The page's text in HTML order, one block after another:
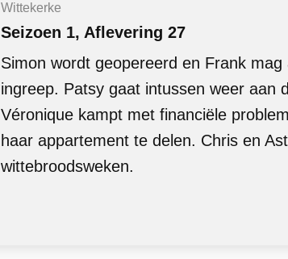
Wittekerke
Seizoen 1, Aflevering 27
Simon wordt geopereerd en Frank
ingreep. Patsy gaat intussen weer aan
Véronique kampt met financiële
haar appartement te delen. Chris en
wittebroodsweken.